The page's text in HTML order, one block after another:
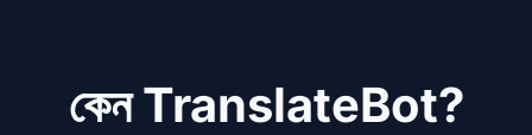
কেন TranslateBot?